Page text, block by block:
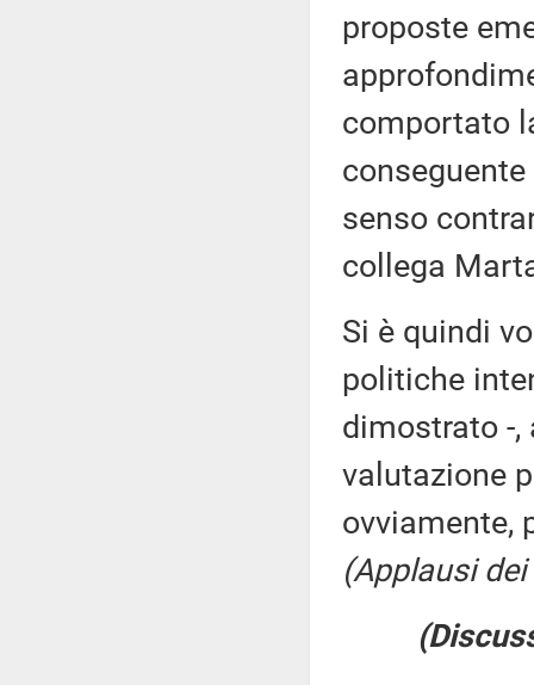
proposte
comportato
senso
collega
Si è quindi
politiche
dimostrato -,
valutazione
ovviamente,
(Applausi